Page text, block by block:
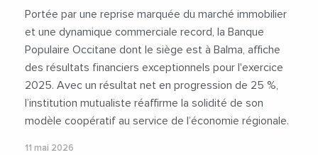
Portée par une reprise marquée du marché immobilier
et une dynamique commerciale record, la Banque
Populaire Occitane dont le siège est à Balma, affiche
des résultats financiers exceptionnels pour l'exercice
2025. Avec un résultat net en progression de 25 %,
l’institution mutualiste réaffirme la solidité de son
modèle coopératif au service de l’économie régionale.
11 mai 2026